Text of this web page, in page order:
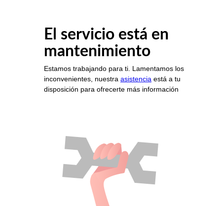
El servicio está en
mantenimiento
Estamos trabajando para ti. Lamentamos los
inconvenientes, nuestra asistencia está a tu
disposición para ofrecerte más información